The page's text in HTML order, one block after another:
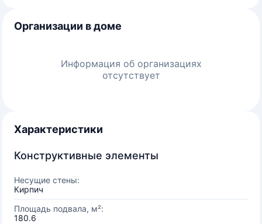
Организации в доме
Информация об организациях
отсутствует
Характеристики
Конструктивные элементы
Несущие стены:
Кирпич
Площадь подвала, м²:
180.6